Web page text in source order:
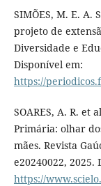
SIMÕES, M. E. A.
projeto de
Diversidade e
Disponível em:
https://
SOARES, A. R. et
Primária: olhar
mães. Revista
e20240022, 2025.
https://